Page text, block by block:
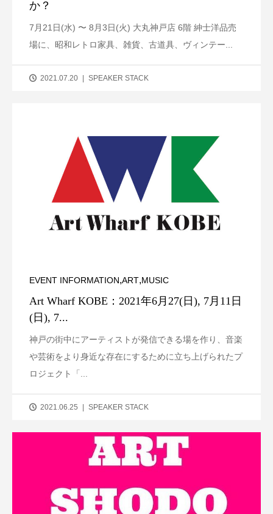
か？
7月21日(水) 〜 8月3日(火) 大丸神戸店 6階 紳士洋品売
場に、昭和レトロ家具、雑貨、古道具、ヴィンテー...
2021.07.20 SPEAKER STACK
EVENT INFORMATION,ART,MUSIC
Art Wharf KOBE：2021年6月27(日), 7月11日
(日), 7...
神戸の街中にアーティストが発信できる場を作り、音楽
や芸術をより身近な存在にするために立ち上げられたプ
ロジェクト「...
2021.06.25 SPEAKER STACK